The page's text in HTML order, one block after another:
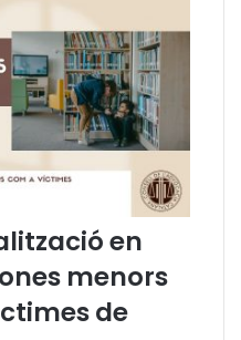
o
c
a
c
a
C
l
a
n
en
menors
de